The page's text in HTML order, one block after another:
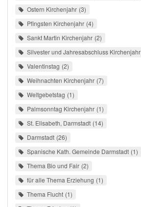
Ostern Kirchenjahr 3
Pfingsten Kirchenjahr 4
Sankt Martin Kirchenjahr 2
Silvester und Jahresabschluss Kirchenjahr
Valentinstag 2
Weihnachten Kirchenjahr 7
Weltgebetstag 1
Palmsonntag Kirchenjahr 1
St. Elisabeth, Darmstadt 14
Darmstadt 26
Spanische Kath. Gemeinde Darmstadt 1
Thema Bio und Fair 2
für alle Thema Erziehung 1
Thema Flucht 1